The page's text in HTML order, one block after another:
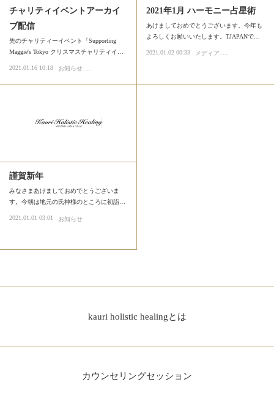
チャリティイベントアーカイ
ブ配信
先のチャリティーイベント「Supporting
Maggie's Tokyo クリスマスチャリティイ…
2021.01.16 10:18 お
知らせイベント
2021年1月 ハーモニー占星術
あけましておめでとうございます。今年も
よろしくお願いいたします。TJAPANで…
2021.01.02 00:33 メ
ディア掲載
謹賀新年
みなさまあけましておめでとうございま
す。今朝は地元の氏神様のところに初詣…
2021.01.01 03:01 お知らせ
kauri holistic healingとは
カウンセリングセッション